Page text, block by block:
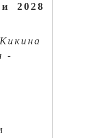
2028
Кикина
-